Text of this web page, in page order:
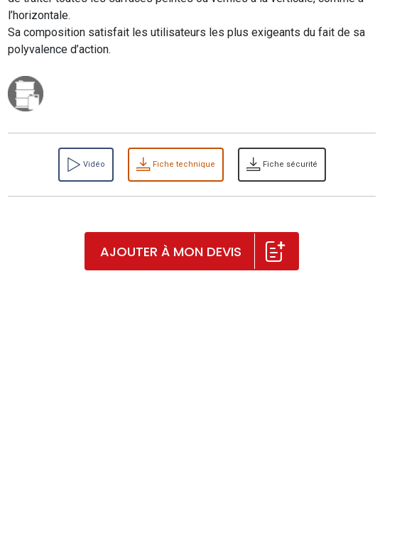
l’horizontale.
Sa composition satisfait les utilisateurs les plus exigeants du fait de sa
polyvalence d’action.
Vidéo Fiche technique Fiche sécurité
AJOUTER À MON DEVIS